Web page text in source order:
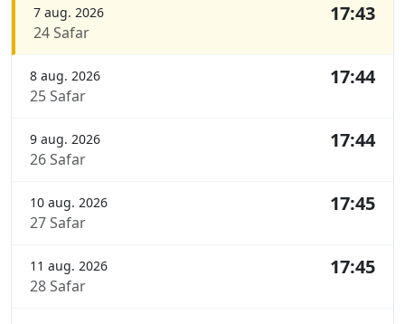
7 aug. 2026
24 Safar
17:43
8 aug. 2026
25 Safar
17:44
9 aug. 2026
26 Safar
17:44
10 aug. 2026
27 Safar
17:45
11 aug. 2026
28 Safar
17:45